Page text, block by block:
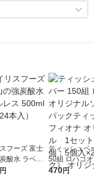
フーズ 富士
酸水 ラベル
1箱（24
円
ティッシュペ
50組 ロハコ
ルソフトパッ
470円